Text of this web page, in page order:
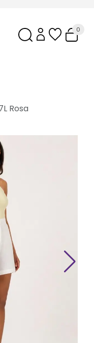
0
Rosa